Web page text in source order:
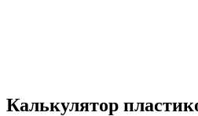
Калькулятор